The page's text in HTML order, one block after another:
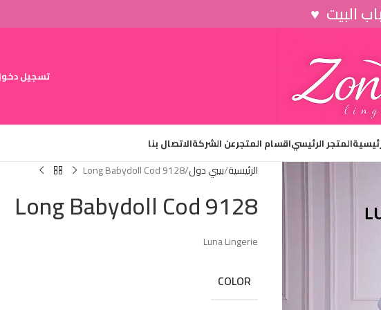
تسجيل
المتجر الرئيسياقسام المتجرعن الشركةالاتصال بنا
الرئيسية بيبي دول Long Babydoll Cod 9128
Long Babydoll Cod 9128
Luna Lingerie
COLOR